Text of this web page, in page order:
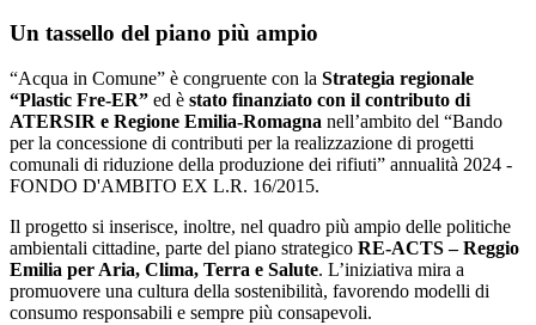
Un tassello del piano più ampio
“Acqua in Comune” è congruente con la Strategia regionale
“Plastic Fre‑ER” ed è stato finanziato con il contributo di
ATERSIR e Regione Emilia-Romagna nell’ambito del “Bando
per la concessione di contributi per la realizzazione di progetti
comunali di riduzione della produzione dei rifiuti” annualità 2024 -
FONDO D'AMBITO EX L.R. 16/2015.
Il progetto si inserisce, inoltre, nel quadro più ampio delle politiche
ambientali cittadine, parte del piano strategico RE‑ACTS – Reggio
Emilia per Aria, Clima, Terra e Salute. L’iniziativa mira a
promuovere una cultura della sostenibilità, favorendo modelli di
consumo responsabili e sempre più consapevoli.